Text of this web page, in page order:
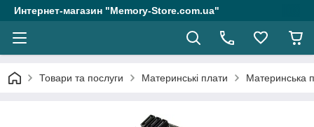
Интернет-магазин "Memory-Store.com.ua"
Товари та послуги Материнські плати Материнська